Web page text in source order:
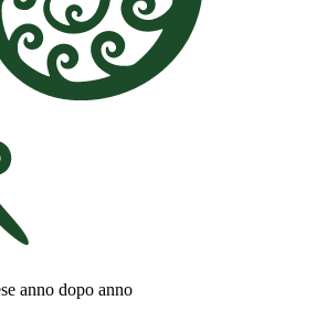
anno dopo anno